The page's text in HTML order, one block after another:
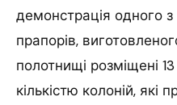
демонстрація одного
прапорів,
полотнищі розміщені
кількістю колоній, які